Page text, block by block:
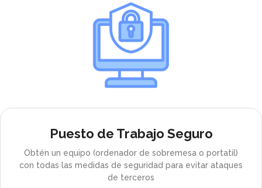
Puesto de Trabajo Seguro
Obtén un equipo (ordenador de sobremesa o portatil)
con todas las medidas de seguridad para evitar ataques
de terceros